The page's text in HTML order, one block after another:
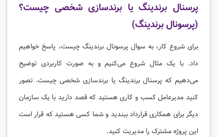
پرسنال برندینگ یا برندسازی شخصی چیست؟
(پرسونال برندینگ)
برای شروع کار، به سوال پرسونال برندینگ چیست، پاسخ خواهیم
داد. با یک مثال شروع می‌کنیم و به صورت کاربردی توضیح
می‌دهیم که پرسنال برندینگ یا برندسازی شخصی چیست. تصور
کنید مدیرعامل کسب و کاری هستید که قصد دارید با یک سازمان
دیگر برای همکاری قرارداد ببندید و شما کسی هستید که قرار است
این پروژه مشترک را مدیریت کنید.